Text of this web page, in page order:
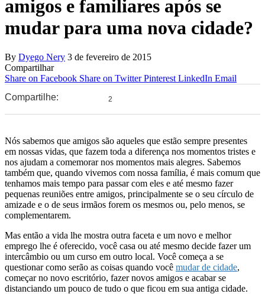
amigos e familiares após se
mudar para uma nova cidade?
By Dyego Nery 3 de fevereiro de 2015
Compartilhar
Share on Facebook Share on Twitter Pinterest LinkedIn Email
Compartilhe:
2
Nós sabemos que amigos são aqueles que estão sempre presentes
em nossas vidas, que fazem toda a diferença nos momentos tristes e
nos ajudam a comemorar nos momentos mais alegres. Sabemos
também que, quando vivemos com nossa família, é mais comum que
tenhamos mais tempo para passar com eles e até mesmo fazer
pequenas reuniões entre amigos, principalmente se o seu círculo de
amizade e o de seus irmãos forem os mesmos ou, pelo menos, se
complementarem.
Mas então a vida lhe mostra outra faceta e um novo e melhor
emprego lhe é oferecido, você casa ou até mesmo decide fazer um
intercâmbio ou um curso em outro local. Você começa a se
questionar como serão as coisas quando você mudar de cidade,
começar no novo escritório, fazer novos amigos e acabar se
distanciando um pouco de tudo o que ficou em sua antiga cidade.